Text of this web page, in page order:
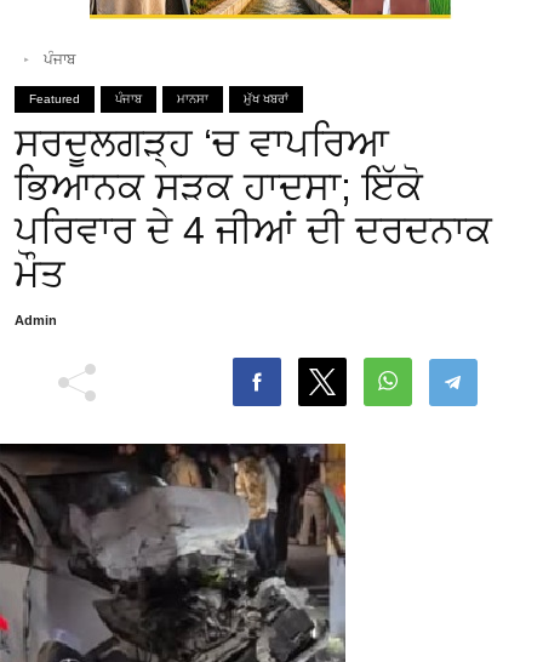
ਪੰਜਾਬ
Featured ਪੰਜਾਬ ਮਾਨਸਾ ਮੁੱਖ ਖਬਰਾਂ
ਸਰਦੂਲਗੜ੍ਹ ‘ਚ ਵਾਪਰਿਆ
ਭਿਆਨਕ ਸੜਕ ਹਾਦਸਾ; ਇੱਕੋ
ਪਰਿਵਾਰ ਦੇ 4 ਜੀਆਂ ਦੀ ਦਰਦਨਾਕ
ਮੌਤ
Admin